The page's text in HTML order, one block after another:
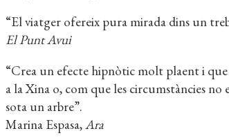
“El viatger ofereix pura mirada dins un
El Punt Avui
“Crea un efecte hipnòtic molt plaent i que
a la Xina o, com que les circumstàncies
sota un arbre”.
Marina Espasa,Ara